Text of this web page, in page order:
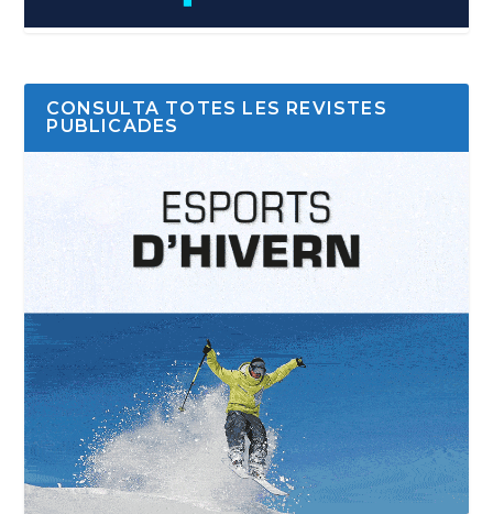
CONSULTA TOTES LES REVISTES
PUBLICADES